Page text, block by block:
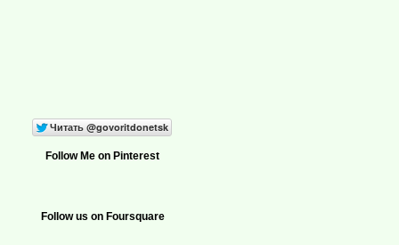
Follow Me on Pinterest
Follow us on Foursquare